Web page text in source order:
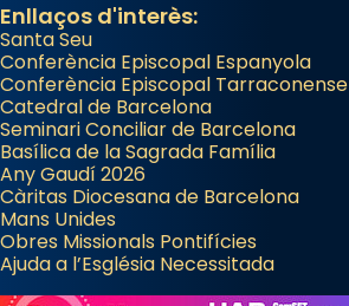
Enllaços d'interès:
Santa Seu
Conferència Episcopal Espanyola
Conferència Episcopal Tarraconense
Catedral de Barcelona
Seminari Conciliar de Barcelona
Basílica de la Sagrada Família
Any Gaudí 2026
Càritas Diocesana de Barcelona
Mans Unides
Obres Missionals Pontifícies
Ajuda a l’Església Necessitada